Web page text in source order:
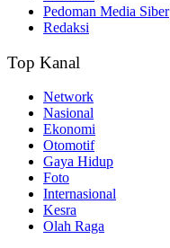
Pedoman Media Siber
Redaksi
Top Kanal
Network
Nasional
Ekonomi
Otomotif
Gaya Hidup
Foto
Internasional
Kesra
Olah Raga